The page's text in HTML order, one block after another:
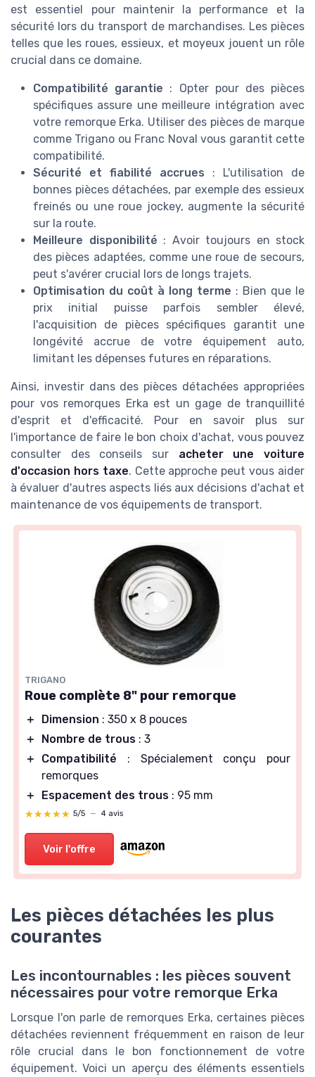
est essentiel pour maintenir la performance et la
sécurité lors du transport de marchandises. Les pièces
telles que les roues, essieux, et moyeux jouent un rôle
crucial dans ce domaine.
Compatibilité garantie : Opter pour des pièces
spécifiques assure une meilleure intégration avec
votre remorque Erka. Utiliser des pièces de marque
comme Trigano ou Franc Noval vous garantit cette
compatibilité.
Sécurité et fiabilité accrues : L'utilisation de
bonnes pièces détachées, par exemple des essieux
freinés ou une roue jockey, augmente la sécurité
sur la route.
Meilleure disponibilité : Avoir toujours en stock
des pièces adaptées, comme une roue de secours,
peut s'avérer crucial lors de longs trajets.
Optimisation du coût à long terme : Bien que le
prix initial puisse parfois sembler élevé,
l'acquisition de pièces spécifiques garantit une
longévité accrue de votre équipement auto,
limitant les dépenses futures en réparations.
Ainsi, investir dans des pièces détachées appropriées
pour vos remorques Erka est un gage de tranquillité
d'esprit et d'efficacité. Pour en savoir plus sur
l'importance de faire le bon choix d'achat, vous pouvez
consulter des conseils sur acheter une voiture
d'occasion hors taxe. Cette approche peut vous aider
à évaluer d'autres aspects liés aux décisions d'achat et
maintenance de vos équipements de transport.
TRIGANO
Roue complète 8" pour remorque
＋ Dimension : 350 x 8 pouces
＋
Nombre de trous : 3
＋
Compatibilité : Spécialement conçu pour
remorques
＋
Espacement des trous : 95 mm
★★★★★
★★★★★ 5/5 — 4 avis
Voir l'offre
Les pièces détachées les plus
courantes
Les incontournables : les pièces souvent
nécessaires pour votre remorque Erka
Lorsque l'on parle de remorques Erka, certaines pièces
détachées reviennent fréquemment en raison de leur
rôle crucial dans le bon fonctionnement de votre
équipement. Voici un aperçu des éléments essentiels